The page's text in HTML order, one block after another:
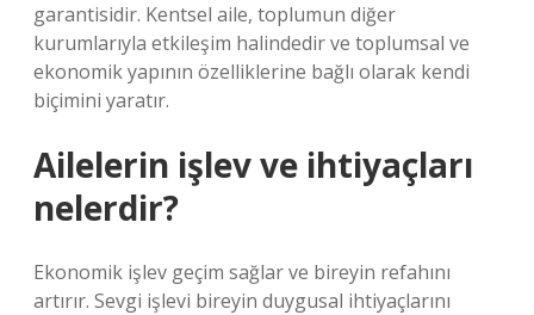
garantisidir. Kentsel aile, toplumun diğer
kurumlarıyla etkileşim halindedir ve toplumsal ve
ekonomik yapının özelliklerine bağlı olarak kendi
biçimini yaratır.
Ailelerin işlev ve ihtiyaçları
nelerdir?
Ekonomik işlev geçim sağlar ve bireyin refahını
artırır. Sevgi işlevi bireyin duygusal ihtiyaçlarını